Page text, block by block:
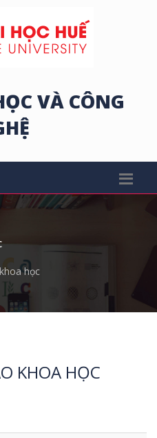
VÀ CÔNG
học
KHOA HỌC